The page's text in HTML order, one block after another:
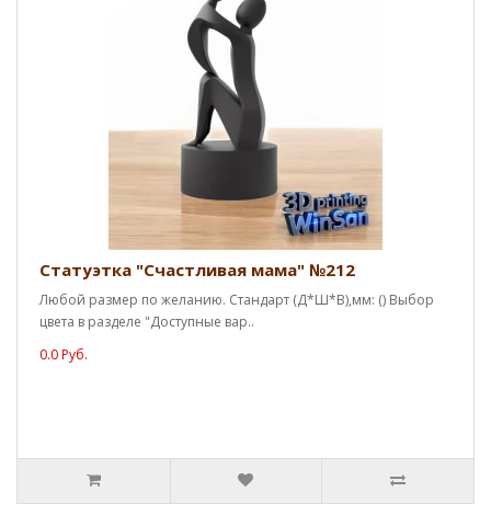
Статуэтка "Счастливая мама" №212
Любой размер по желанию. Стандарт (Д*Ш*В),мм: () Выбор
цвета в разделе "Доступные вар..
0.0 Руб.